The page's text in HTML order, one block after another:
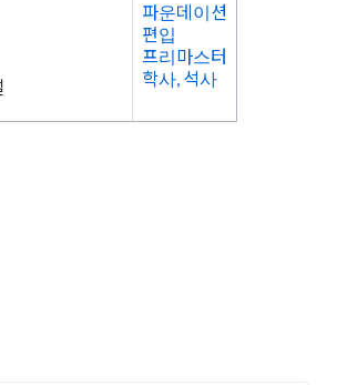
파운데이션
편입
프리마스터
학사, 석사